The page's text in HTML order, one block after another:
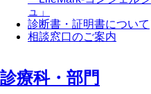
ュ」
診断書・証明書について
相談窓口のご案内
診療科・部⾨